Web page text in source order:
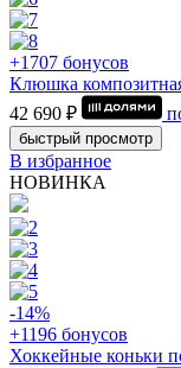
+1707 бонусов
Клюшка
42 690 ₽
быстрый просмотр
В избранное
НОВИНКА
-14%
+1196 бонусов
Хоккейные коньки